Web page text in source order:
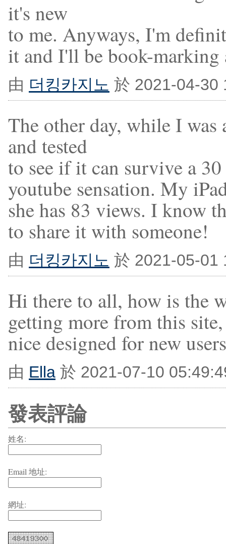
it's new
to me. Anyways, I'm
it and I'll be book-
由 더킹카지노 於 2021-04-30
The other day, while I
and tested
to see if it can survive a
youtube sensation. My
she has 83 views. I know
to share it with someone!
由 더킹카지노 於 2021-05-01
Hi there to all, how is the
getting more from this
nice designed for new
由 Ella 於 2021-07-10
發表評論
姓名:
Email 地址:
網址: